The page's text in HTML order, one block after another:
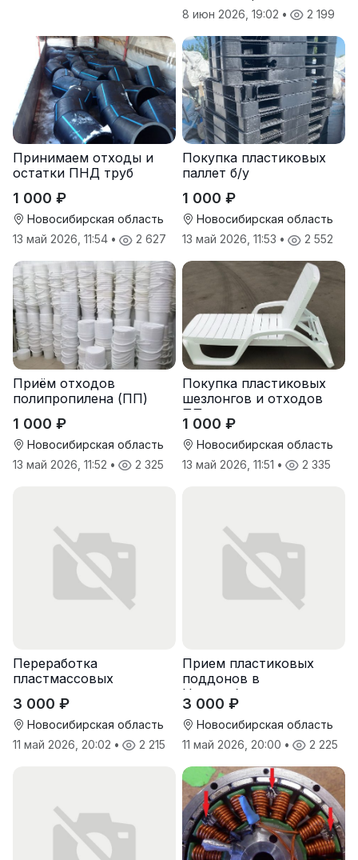
8 июн 2026, 19:02 • 2 199
Принимаем отходы и
остатки ПНД труб
1 000 ₽
Новосибирская область
13 май 2026, 11:54 • 2 627
Покупка пластиковых
паллет б/у
1 000 ₽
Новосибирская область
13 май 2026, 11:53 • 2 552
Приём отходов
полипропилена (ПП)
1 000 ₽
Новосибирская область
13 май 2026, 11:52 • 2 325
Покупка пластиковых
шезлонгов и отходов
ПП
1 000 ₽
Новосибирская область
13 май 2026, 11:51 • 2 335
Переработка
пластмассовых
3 000 ₽
Новосибирская область
11 май 2026, 20:02 • 2 215
Прием пластиковых
поддонов в
Новосибирске
3 000 ₽
Новосибирская область
11 май 2026, 20:00 • 2 225